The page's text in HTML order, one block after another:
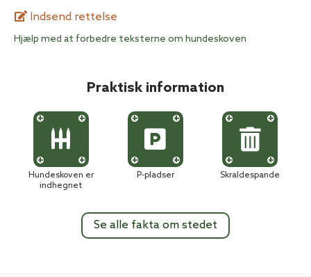
Indsend rettelse
Hjælp med at forbedre teksterne om hundeskoven
Praktisk information
Hundeskoven er
indhegnet
P-pladser Skraldespande
Se alle fakta om stedet